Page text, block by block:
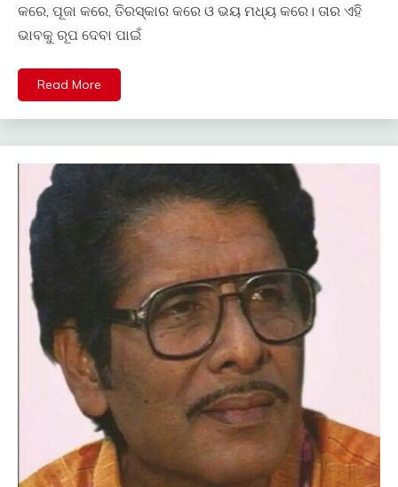
କରେ, ପୂଜା କରେ, ତିରସ୍କାର କରେ ଓ ଭୟ ମଧ୍ୟ କରେ। ତାର ଏହି
ଭାବକୁ ରୂପ ଦେବା ପାଇଁ
Read More